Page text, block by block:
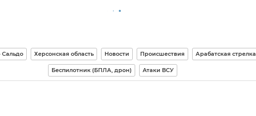
Херсонская область Новости Происшествия Арабатская стрелка
Беспилотник (БПЛА, дрон) Атаки ВСУ